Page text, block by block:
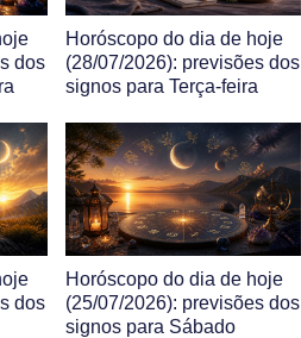
dos
Horóscopo do dia de hoje
(28/07/2026): previsões dos
signos para Terça-feira
dos
Horóscopo do dia de hoje
(25/07/2026): previsões dos
signos para Sábado